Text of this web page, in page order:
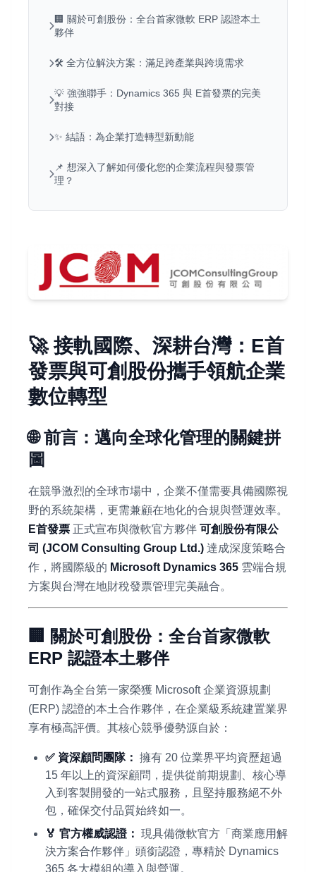
🏢 關於可創股份：全台首家微軟 ERP 認證本土
夥伴
🛠️ 全方位解決方案：滿足跨產業與跨境需求
💡 強強聯手：Dynamics 365 與 E首發票的完美
對接
✨ 結語：為企業打造轉型新動能
📌 想深入了解如何優化您的企業流程與發票管
理？
🚀 接軌國際、深耕台灣：E首
發票與可創股份攜手領航企業
數位轉型
🌐 前言：邁向全球化管理的關鍵拼
圖
在競爭激烈的全球市場中，企業不僅需要具備國際視
野的系統架構，更需兼顧在地化的合規與營運效率。
E首發票 正式宣布與微軟官方夥伴 可創股份有限公
司 (JCOM Consulting Group Ltd.) 達成深度策略合
作，將國際級的 Microsoft Dynamics 365 雲端合規
方案與台灣在地財稅發票管理完美融合。
🏢 關於可創股份：全台首家微軟
ERP 認證本土夥伴
可創作為全台第一家榮獲 Microsoft 企業資源規劃
(ERP) 認證的本土合作夥伴，在企業級系統建置業界
享有極高評價。其核心競爭優勢源自於：
✅ 資深顧問團隊： 擁有 20 位業界平均資歷超過
15 年以上的資深顧問，提供從前期規劃、核心導
入到客製開發的一站式服務，且堅持服務絕不外
包，確保交付品質始終如一。
🏅 官方權威認證： 現具備微軟官方「商業應用解
決方案合作夥伴」頭銜認證，專精於 Dynamics
365 各大模組的導入與營運。